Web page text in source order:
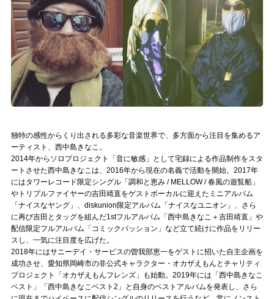
記事リクエスト
ログイン
LINK
muevoクラウドファンディング
ぶいクラ！by muevo
ぶいコミュ！by muevo
ぶいマガ！ by muevo
Follow us
Official SNS
独特の感性からくり出される多彩な音楽世界で、多方面から注目を集めるア
ーティスト、西中島きなこ。
2014年からソロプロジェクト「音に敏感」として宅録による作品制作をスタ
ートさせた西中島きなこは、2016年から現在の名義で活動を開始。2017年
にはタワーレコード限定シングル「調和と恵み / MELLOW / 春風の遊覧船」
やトリプルファイヤーの吉田靖直をゲストボーカルに迎えたミニアルバム
「ナイスなヤング」、diskunion限定アルバム「ナイスなユニオン」、さら
に再び吉田とタッグを組んだ1stフルアルバム「西中島きなこ＋吉田靖直」や
配信限定フルアルバム「コミックパッション」など立て続けに作品をリリー
スし、一気に注目度を広げた。
2018年にはサニーデイ・サービスの曽我部恵一をゲストに招いた自主企画を
成功させ、愛知県岡崎市の非公式キャラクター・オカザえもんとチャリティ
プロジェクト「オカザえもんフレンズ」も始動。2019年には「西中島きなこ
ベスト」「西中島きなこベスト2」と自身のベストアルバムを発表し、さら